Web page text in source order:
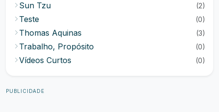
Sun Tzu (2)
Teste (0)
Thomas Aquinas (3)
Trabalho, Propósito (0)
Vídeos Curtos (0)
PUBLICIDADE